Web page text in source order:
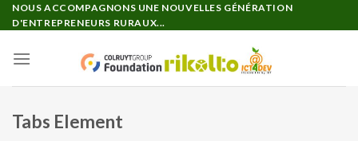
Passer
au
NOUS ACCOMPAGNONS UNE NOUVELLES GÉNÉRATION
D'ENTREPRENEURS RURAUX...
Tabs Element